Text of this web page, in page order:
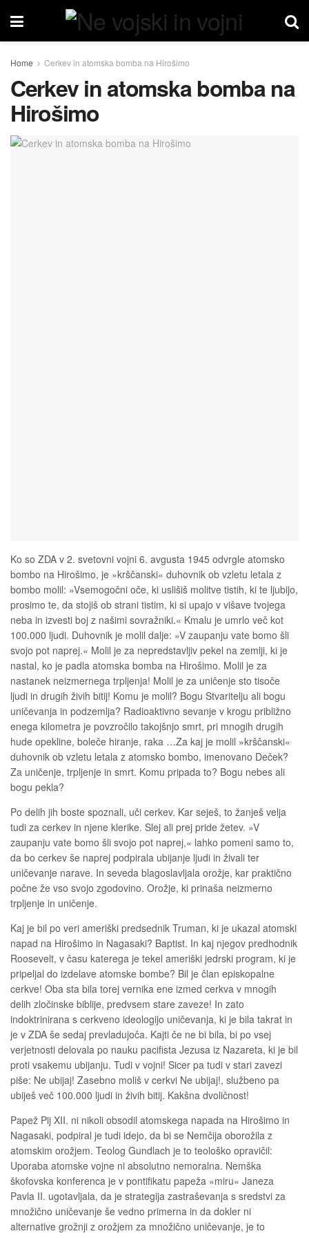
Home Cerkev in atomska bomba na Hirošimo
Cerkev in atomska bomba na
Hirošimo
Ko so ZDA v 2. svetovni vojni 6. avgusta 1945 odvrgle atomsko
bombo na Hirošimo, je »krščanski« duhovnik ob vzletu letala z
bombo molil: »Vsemogočni oče, ki uslišiš molitve tistih, ki te ljubijo,
prosimo te, da stojiš ob strani tistim, ki si upajo v višave tvojega
neba in izvesti boj z našimi sovražniki.« Kmalu je umrlo več kot
100.000 ljudi. Duhovnik je molil dalje: »V zaupanju vate bomo šli
svojo pot naprej.« Molil je za nepredstavljiv pekel na zemlji, ki je
nastal, ko je padla atomska bomba na Hirošimo. Molil je za
nastanek neizmernega trpljenja! Molil je za uničenje sto tisoče
ljudi in drugih živih bitij! Komu je molil? Bogu Stvaritelju ali bogu
uničevanja in podzemlja? Radioaktivno sevanje v krogu približno
enega kilometra je povzročilo takojšnjo smrt, pri mnogih drugih
hude opekline, boleče hiranje, raka …Za kaj je molil »krščanski«
duhovnik ob vzletu letala z atomsko bombo, imenovano Deček?
Za uničenje, trpljenje in smrt. Komu pripada to? Bogu nebes ali
bogu pekla?
Po delih jih boste spoznali, uči cerkev. Kar seješ, to žanješ velja
tudi za cerkev in njene klerike. Slej ali prej pride žetev. »V
zaupanju vate bomo šli svojo pot naprej,« lahko pomeni samo to,
da bo cerkev še naprej podpirala ubijanje ljudi in živali ter
uničevanje narave. In seveda blagoslavljala orožje, kar praktično
počne že vso svojo zgodovino. Orožje, ki prinaša neizmerno
trpljenje in uničenje.
Kaj je bil po veri ameriški predsednik Truman, ki je ukazal atomski
napad na Hirošimo in Nagasaki? Baptist. In kaj njegov predhodnik
Roosevelt, v času katerega je tekel ameriški jedrski program, ki je
pripeljal do izdelave atomske bombe? Bil je član episkopalne
cerkve! Oba sta bila torej vernika ene izmed cerkva v mnogih
delih zločinske biblije, predvsem stare zaveze! In zato
indoktrinirana s cerkveno ideologijo uničevanja, ki je bila takrat in
je v ZDA še sedaj prevladujoča. Kajti če ne bi bila, bi po vsej
verjetnosti delovala po nauku pacifista Jezusa iz Nazareta, ki je bil
proti vsakemu ubijanju. Tudi v vojni! Sicer pa tudi v stari zavezi
piše: Ne ubijaj! Zasebno moliš v cerkvi Ne ubijaj!, službeno pa
ubiješ več 100.000 ljudi in živih bitij. Kakšna dvoličnost!
Papež Pij XII. ni nikoli obsodil atomskega napada na Hirošimo in
Nagasaki, podpiral je tudi idejo, da bi se Nemčija oborožila z
atomskim orožjem. Teolog Gundlach je to teološko opravičil:
Uporaba atomske vojne ni absolutno nemoralna. Nemška
škofovska konferenca je v pontifikatu papeža »miru« Janeza
Pavla II. ugotavljala, da je strategija zastraševanja s sredstvi za
množično uničevanje še vedno primerna in da dokler ni
alternative grožnji z orožjem za množično uničevanje, je to